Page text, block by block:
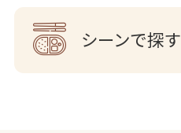
シーンで探す